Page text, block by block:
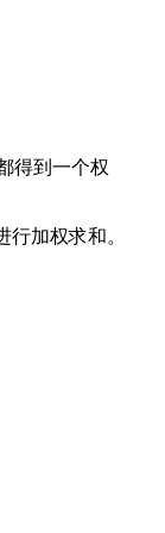
得到一个权
加权求和。